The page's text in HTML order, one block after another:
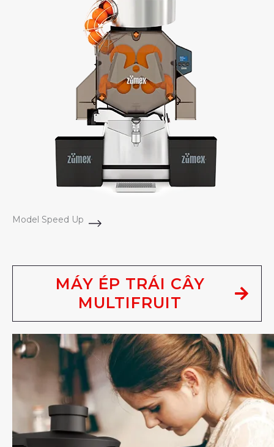
Model Speed Up
MÁY ÉP TRÁI CÂY
MULTIFRUIT